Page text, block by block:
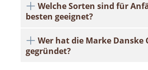
Welche Sorten sind für
besten geeignet?
Wer hat die Marke Danske
gegründet?